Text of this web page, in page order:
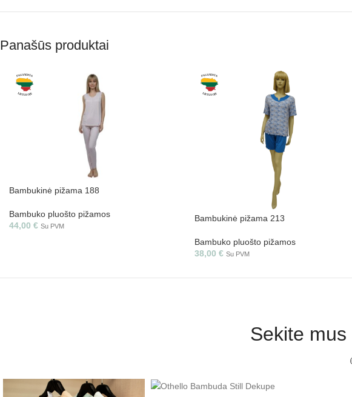
Panašūs produktai
Bambukinė pižama 188
Bambuko pluošto pižamos
44,00 € Su PVM
Bambukinė pižama 213
Bambuko pluošto pižamos
38,00 € Su PVM
Sekite